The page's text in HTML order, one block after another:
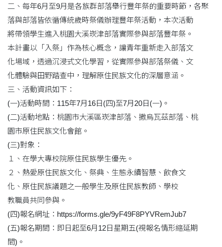
二、每年6月至9月是各族群部落舉行豐年祭的重要時節，各聚
落與部落皆依循傳統歲時祭儀辦理豐年祭活動，本次活動
將帶領學生進入桃園大溪崁津部落實際參與部落豐年祭。
本計畫以「入祭」作為核心概念，讓青年重新走入部落文
化場域，透過沉浸式文化學習，從實際參與部落祭儀、文
化體驗與田野踏查中，理解原住民族文化的深層意涵。
三、活動資訊如下：
(一)活動時間：115年7月16日(四)至7月20日(一)。
(二)活動地點：桃園市大溪區崁津部落、撒烏瓦茲部落、桃
園市原住民族文化會館。
(三)對象：
１、在學大專校院原住民族學生優先。
２、熱愛原住民族文化、祭典、生態永續智慧、飲食文
化、原住民族議題之一般學生及原住民族教師、學校
教職員共同參與。
(四)報名網址：https://forms.gle/9yF49F8PYVRemJub7
(五)報名期間：即日起至6月12日星期五(視報名情形縮延期
間)。